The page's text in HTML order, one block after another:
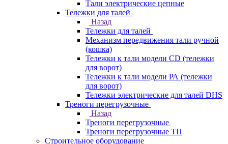
Тали электрические цепные
Тележки для талей
Назад
Тележки для талей
Механизм передвижения тали ручной
(кошка)
Тележки к тали модели CD (тележки
для ворот)
Тележки к тали модели РА (тележки
для ворот)
Тележки электрические для талей DHS
Треноги перегрузочные
Назад
Треноги перегрузочные
Треноги перегрузочные ТП
Строительное оборудование